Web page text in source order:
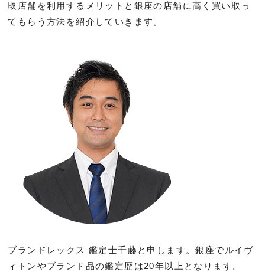
取店舗を利用するメリットと銀座の店舗に高く買い取っ
てもらう方法を紹介していきます。
ブランドレックス 鑑定士千藤と申します。銀座でルイヴ
ィトンやブランド品の鑑定歴は20年以上となります。